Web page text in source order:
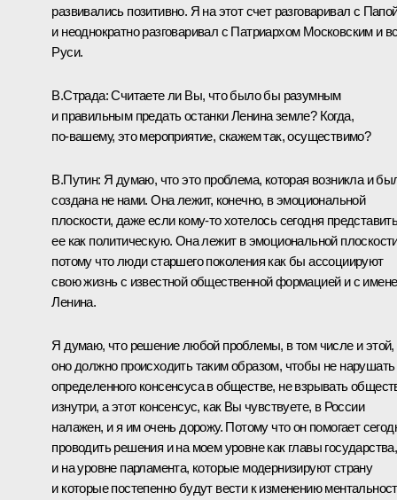
развивались позитивно. Я на этот счет разговаривал с
и неоднократно разговаривал с Патриархом Московским и
Руси.
В.Страда: Считаете ли Вы, что было бы разумным
и правильным предать останки Ленина земле? Когда,
по‑вашему, это мероприятие, скажем так, осуществимо?
В.Путин: Я думаю, что это проблема, которая возникла и
создана не нами. Она лежит, конечно, в эмоциональной
плоскости, даже если кому‑то хотелось сегодня
ее как политическую. Она лежит в эмоциональной
потому что люди старшего поколения как бы ассоциируют
свою жизнь с известной общественной формацией и с
Ленина.
Я думаю, что решение любой проблемы, в том числе и этой,
оно должно происходить таким образом, чтобы не нарушать
определенного консенсуса в обществе, не взрывать
изнутри, а этот консенсус, как Вы чувствуете, в России
налажен, и я им очень дорожу. Потому что он помогает
проводить решения и на моем уровне как главы государства,
и на уровне парламента, которые модернизируют страну
и которые постепенно будут вести к изменению